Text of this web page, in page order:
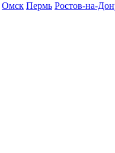
Омск Пермь Ростов-на-